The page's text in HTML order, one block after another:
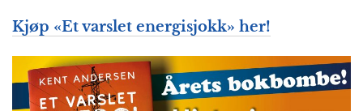
Kjøp «Et varslet energisjokk» her!